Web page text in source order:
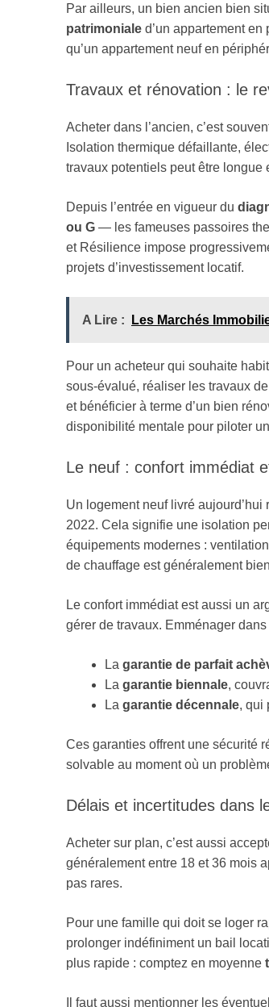
Par ailleurs, un bien ancien bien
patrimoniale d’un appartement
qu’un appartement neuf en
Travaux et rénovation : le
Acheter dans l’ancien, c’est
Isolation thermique défaillante,
travaux potentiels peut être longue
Depuis l’entrée en vigueur du
ou G — les fameuses passoires
et Résilience impose
projets d’investissement locatif.
A Lire : Les Marchés
Pour un acheteur qui souhaite
sous-évalué, réaliser les travaux
et bénéficier à terme d’un bien
disponibilité mentale pour piloter
Le neuf : confort immédiat
Un logement neuf livré aujourd’hui
2022. Cela signifie une isolation
équipements modernes :
de chauffage est généralement
Le confort immédiat est aussi un
gérer de travaux. Emménager
La garantie de parfait
La garantie biennale,
La garantie décennale, qui
Ces garanties offrent une sécurité
solvable au moment où un
Délais et incertitudes dans
Acheter sur plan, c’est aussi
généralement entre 18 et 36 mois
pas rares.
Pour une famille qui doit se loger
prolonger indéfiniment un bail
plus rapide : comptez en moyenne
Il faut aussi mentionner les